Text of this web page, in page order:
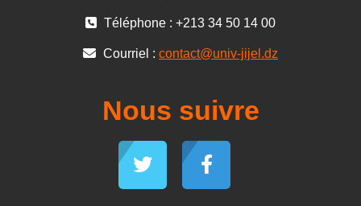
Téléphone : +213 34 50 14 00
Courriel : contact@univ-jijel.dz
Nous suivre